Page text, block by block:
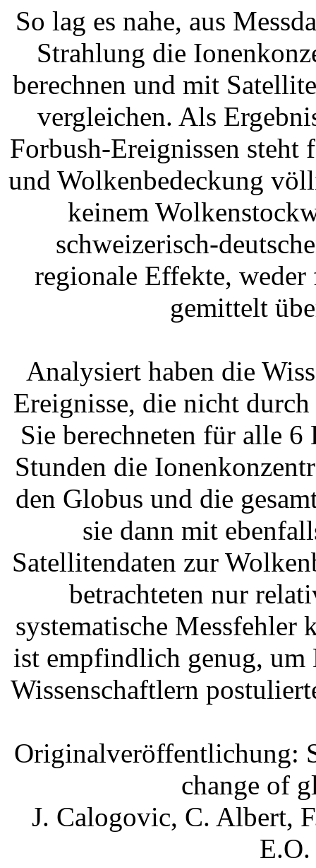
So lag es nahe, aus
Strahlung die
berechnen und mit
vergleichen. Als
Forbush-Ereignissen steht
und Wolkenbedeckung
keinem
schweizerisch-
regionale Effekte,
gemittelt
Analysiert haben die
Ereignisse, die nicht
Sie berechneten für alle 6
Stunden die
den Globus und die
sie dann mit
Satellitendaten zur
betrachteten nur
systematische
ist empfindlich genug, um
Wissenschaftlern
Originalveröffentlichung:
change of
J. Calogovic, C. Albert,